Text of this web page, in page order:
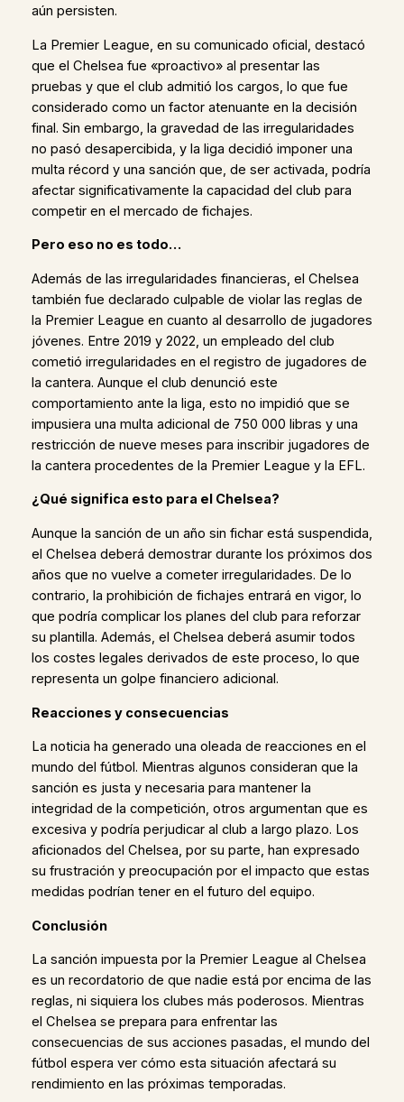
aún persisten.
La Premier League, en su comunicado oficial, destacó
que el Chelsea fue «proactivo» al presentar las
pruebas y que el club admitió los cargos, lo que fue
considerado como un factor atenuante en la decisión
final. Sin embargo, la gravedad de las irregularidades
no pasó desapercibida, y la liga decidió imponer una
multa récord y una sanción que, de ser activada, podría
afectar significativamente la capacidad del club para
competir en el mercado de fichajes.
Pero eso no es todo…
Además de las irregularidades financieras, el Chelsea
también fue declarado culpable de violar las reglas de
la Premier League en cuanto al desarrollo de jugadores
jóvenes. Entre 2019 y 2022, un empleado del club
cometió irregularidades en el registro de jugadores de
la cantera. Aunque el club denunció este
comportamiento ante la liga, esto no impidió que se
impusiera una multa adicional de 750 000 libras y una
restricción de nueve meses para inscribir jugadores de
la cantera procedentes de la Premier League y la EFL.
¿Qué significa esto para el Chelsea?
Aunque la sanción de un año sin fichar está suspendida,
el Chelsea deberá demostrar durante los próximos dos
años que no vuelve a cometer irregularidades. De lo
contrario, la prohibición de fichajes entrará en vigor, lo
que podría complicar los planes del club para reforzar
su plantilla. Además, el Chelsea deberá asumir todos
los costes legales derivados de este proceso, lo que
representa un golpe financiero adicional.
Reacciones y consecuencias
La noticia ha generado una oleada de reacciones en el
mundo del fútbol. Mientras algunos consideran que la
sanción es justa y necesaria para mantener la
integridad de la competición, otros argumentan que es
excesiva y podría perjudicar al club a largo plazo. Los
aficionados del Chelsea, por su parte, han expresado
su frustración y preocupación por el impacto que estas
medidas podrían tener en el futuro del equipo.
Conclusión
La sanción impuesta por la Premier League al Chelsea
es un recordatorio de que nadie está por encima de las
reglas, ni siquiera los clubes más poderosos. Mientras
el Chelsea se prepara para enfrentar las
consecuencias de sus acciones pasadas, el mundo del
fútbol espera ver cómo esta situación afectará su
rendimiento en las próximas temporadas.